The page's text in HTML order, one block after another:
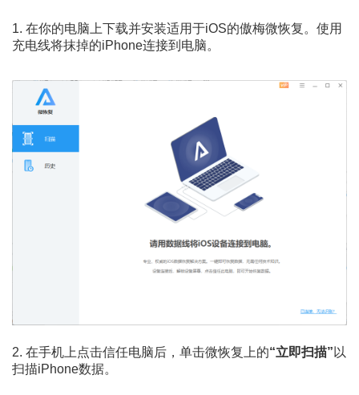
1. 在你的电脑上下载并安装适用于iOS的傲梅微恢复。使用
充电线将抹掉的iPhone连接到电脑。
2. 在手机上点击信任电脑后，单击微恢复上的“立即扫描” 以
扫描iPhone数据。